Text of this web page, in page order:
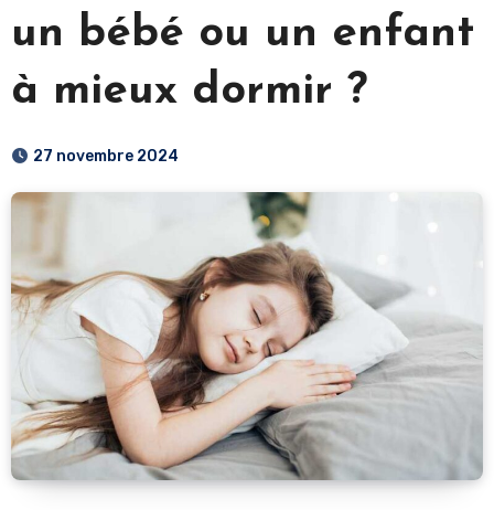
un bébé ou un enfant
à mieux dormir ?
27 novembre 2024